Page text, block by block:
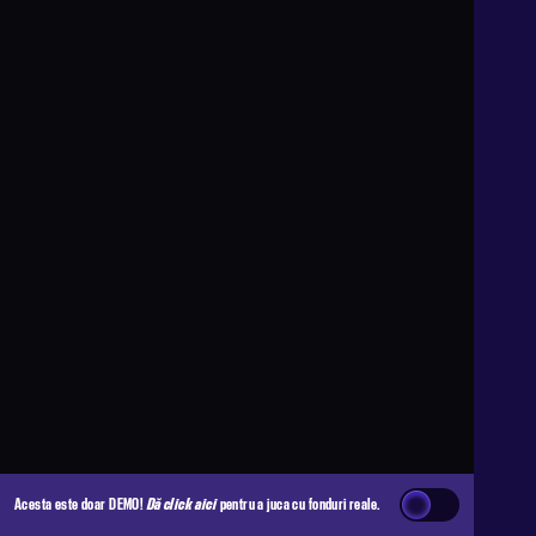
Acesta este doar DEMO!Dă click aicipentru a juca cu fonduri reale.